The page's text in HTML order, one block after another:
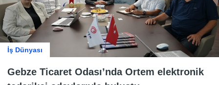
İş Dünyası
Gebze Ticaret Odası’nda Ortem elektronik